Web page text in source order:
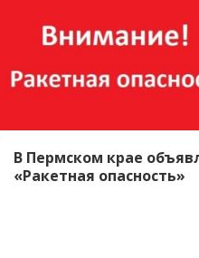
В Пермском крае
«Ракетная опасность»